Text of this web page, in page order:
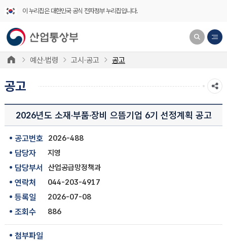
이 누리집은 대한민국 공식 전자정부 누리집입니다.
예산·법령 고시·공고 공고
공고
2026년도 소재·부품·장비 으뜸기업 6기 선정계획 공고
공고번호 2026-488
담당자 지영
담당부서 산업공급망정책과
연락처 044-203-4917
등록일 2026-07-08
조회수 886
첨부파일